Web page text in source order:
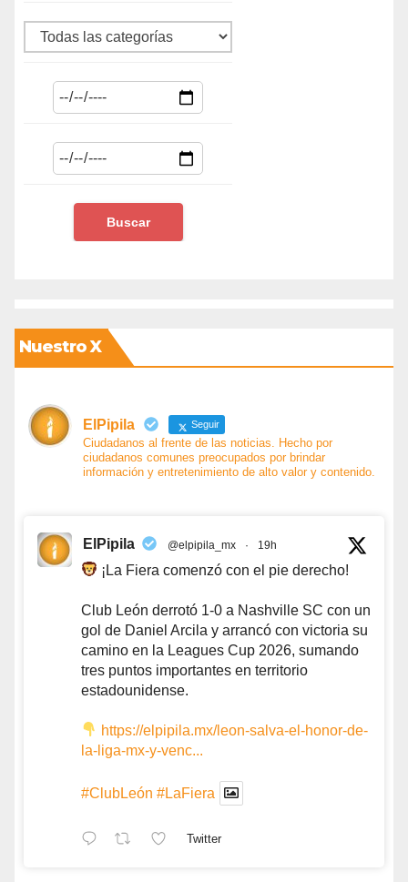
Nuestro X
ElPipila Seguir
Ciudadanos al frente de las noticias. Hecho por
ciudadanos comunes preocupados por brindar
información y entretenimiento de alto valor y contenido.
ElPipila @elpipila_mx · 19h
¡La Fiera comenzó con el pie derecho!
Club León derrotó 1-0 a Nashville SC con un
gol de Daniel Arcila y arrancó con victoria su
camino en la Leagues Cup 2026, sumando
tres puntos importantes en territorio
estadounidense.
https://elpipila.mx/leon-salva-el-honor-de-
la-liga-mx-y-venc...
#ClubLeón #LaFiera
Twitter